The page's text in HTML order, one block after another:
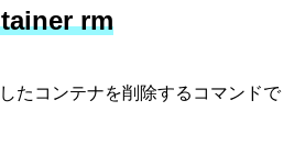
rm
たコンテナを削除するコマンドで